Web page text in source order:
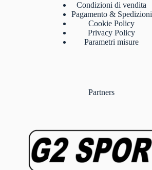
Condizioni di vendita
Pagamento & Spedizioni
Cookie Policy
Privacy Policy
Parametri misure
Partners